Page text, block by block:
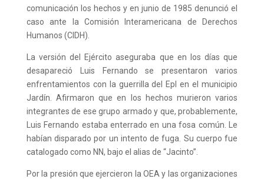
comunicación los hechos y en junio de 1985 denunció el
caso ante la Comisión Interamericana de Derechos
Humanos (CIDH).
La versión del Ejército aseguraba que en los días que
desapareció Luis Fernando se presentaron varios
enfrentamientos con la guerrilla del Epl en el municipio
Jardín. Afirmaron que en los hechos murieron varios
integrantes de ese grupo armado y que, probablemente,
Luis Fernando estaba enterrado en una fosa común. Le
habían disparado por un intento de fuga. Su cuerpo fue
catalogado como NN, bajo el alias de “Jacinto”.
Por la presión que ejercieron la OEA y las organizaciones